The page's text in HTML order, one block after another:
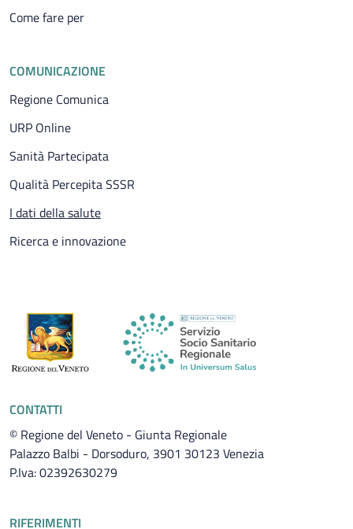
Come fare per
COMUNICAZIONE
Regione Comunica
URP Online
Sanità Partecipata
Qualità Percepita SSSR
I dati della salutePagina attuale
Ricerca e innovazione
CONTATTI
© Regione del Veneto - Giunta Regionale
Palazzo Balbi - Dorsoduro, 3901 30123 Venezia
P.Iva: 02392630279
RIFERIMENTI